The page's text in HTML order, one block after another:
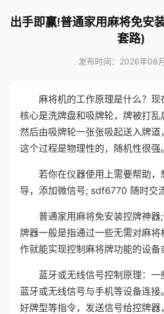
出手即赢!普通家用麻将免安
套路)
发布时间：2026年08
麻将机的工作原理是什么？
核心是洗牌盘和吸牌轮，牌被打乱
然后由吸牌轮一张张吸起送入牌道
这个过程是物理性的，随机性很强。
若你在仪器使用上需要帮助，
导，添加微信号; sdf6770 随时交
普通家用麻将免安装控牌神
牌器一般是指通过一些无需对麻
作就能实现控制麻将牌功能的设备
蓝牙或无线信号控制原理：一
蓝牙或无线信号与手机等设备连
好牌型等指令，发送信号给控牌